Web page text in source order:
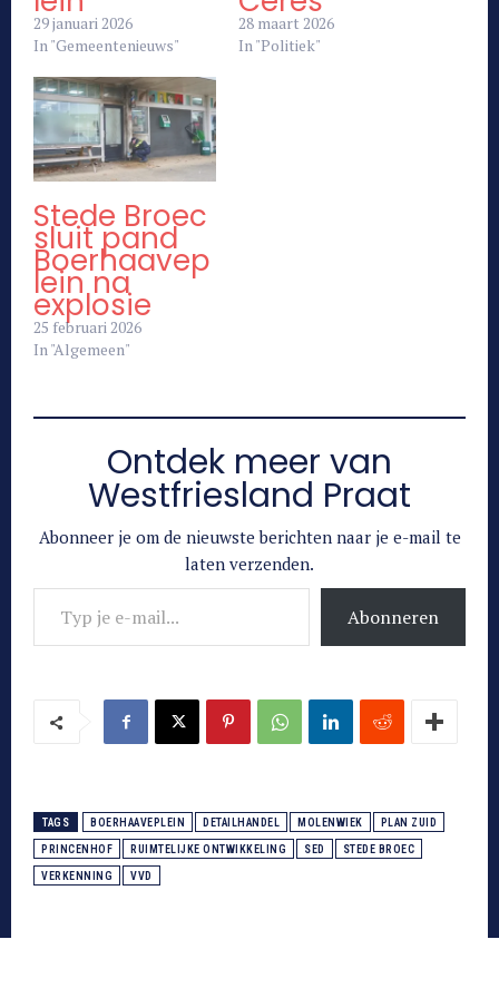
29 januari 2026
In "Gemeentenieuws"
28 maart 2026
In "Politiek"
Stede Broec
sluit pand
Boerhaavep
lein na
explosie
25 februari 2026
In "Algemeen"
Ontdek meer van
Westfriesland Praat
Abonneer je om de nieuwste berichten naar je e-mail te
laten verzenden.
Typ je e-mail...
Abonneren
TAGS BOERHAAVEPLEIN DETAILHANDEL MOLENWIEK PLAN ZUID
PRINCENHOF RUIMTELIJKE ONTWIKKELING SED STEDE BROEC
VERKENNING VVD